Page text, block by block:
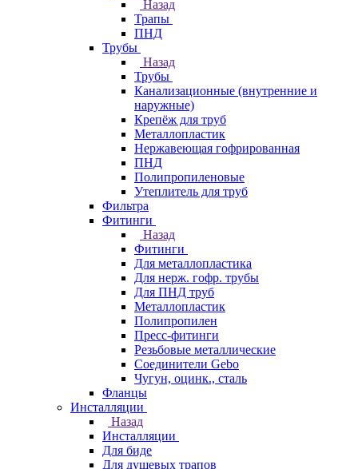
Назад
Трапы
ПНД
Трубы
Назад
Трубы
Канализационные (внутренние и
наружные)
Крепёж для труб
Металлопластик
Нержавеющая гофрированная
ПНД
Полипропиленовые
Утеплитель для труб
Фильтра
Фитинги
Назад
Фитинги
Для металлопластика
Для нерж. гофр. трубы
Для ПНД труб
Металлопластик
Полипропилен
Пресс-фитинги
Резьбовые металлические
Соединители Gebo
Чугун, оцинк., сталь
Фланцы
Инсталляции
Назад
Инсталляции
Для биде
Для душевых трапов